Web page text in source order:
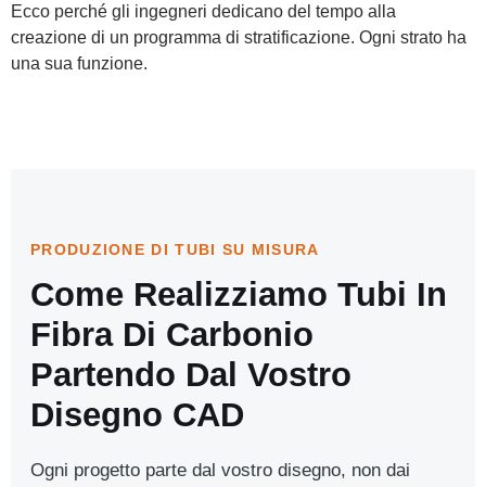
Ecco perché gli ingegneri dedicano del tempo alla
creazione di un programma di stratificazione. Ogni strato ha
una sua funzione.
PRODUZIONE DI TUBI SU MISURA
Come Realizziamo Tubi In
Fibra Di Carbonio
Partendo Dal Vostro
Disegno CAD
Ogni progetto parte dal vostro disegno, non dai